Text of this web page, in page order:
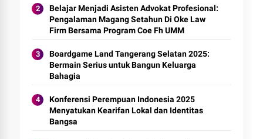
Belajar Menjadi Asisten Advokat Profesional:
Pengalaman Magang Setahun Di Oke Law
Firm Bersama Program Coe Fh UMM
Boardgame Land Tangerang Selatan 2025:
Bermain Serius untuk Bangun Keluarga
Bahagia
Konferensi Perempuan Indonesia 2025
Menyatukan Kearifan Lokal dan Identitas
Bangsa